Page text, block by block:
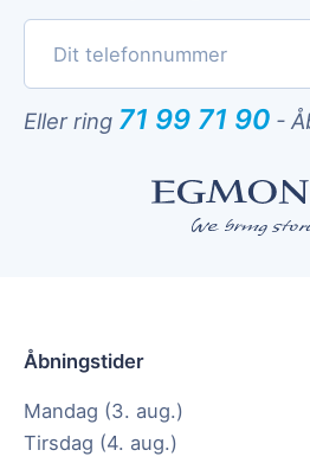
Eller ring 71 99 71 90 -
Åbningstider
Mandag (3. aug.)
Tirsdag (4. aug.)